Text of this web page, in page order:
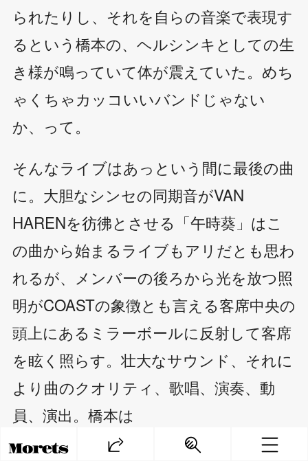
られたりし、それを自らの音楽で表現す
るという橋本の、ヘルシンキとしての生
き様が鳴っていて体が震えていた。めち
ゃくちゃカッコいいバンドじゃない
か、って。
そんなライブはあっという間に最後の曲
に。大胆なシンセの同期音がVAN
HARENを彷彿とさせる「午時葵」はこ
の曲から始まるライブもアリだとも思わ
れるが、メンバーの後ろから光を放つ照
明がCOASTの象徴とも言える客席中央の
頭上にあるミラーボールに反射して客席
を眩く照らす。壮大なサウンド、それに
より曲のクオリティ、歌唱、演奏、動
員、演出。橋本は
「今はこういう状況だけど、いつかはこ